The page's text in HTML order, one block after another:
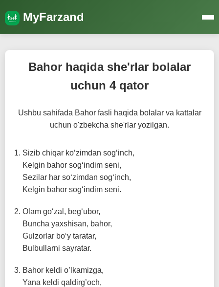
MyFarzand
Bahor haqida she'rlar bolalar
uchun 4 qator
Ushbu sahifada Bahor fasli haqida bolalar va kattalar
uchun o'zbekcha she'rlar yozilgan.
Sizib chiqar ko‘zimdan sog‘inch,
Kelgin bahor sog‘indim seni,
Sezilar har so‘zimdan sog‘inch,
Kelgin bahor sog‘indim seni.
Olam go‘zal, beg‘ubor,
Buncha yaxshisan, bahor,
Gulzorlar bo‘y taratar,
Bulbullarni sayratar.
Bahor keldi o’lkamizga,
Yana keldi qaldirg’och,